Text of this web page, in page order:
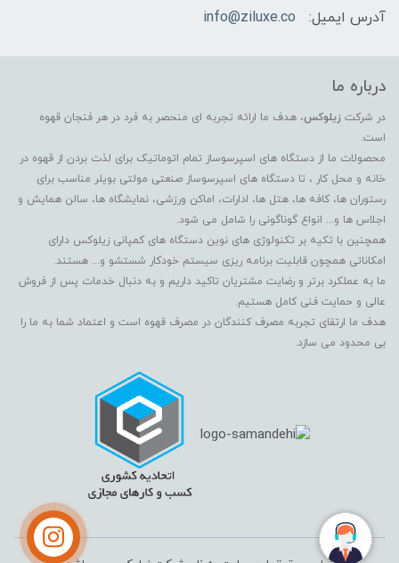
آدرس ایمیل:
info@ziluxe.co
درباره ما
در شرکت زیلوکس، هدف ما ارائه تجربه ای منحصر به فرد در هر فنجان قهوه
است.
محصولات ما از دستگاه های اسپرسوساز تمام اتوماتیک برای لذت بردن از قهوه در
خانه و محل کار ، تا دستگاه های اسپرسوساز صنعتی مولتی بویلر مناسب برای
رستوران ها، کافه ها، هتل ها، ادارات، اماکن ورزشی، نمایشگاه ها، سالن همایش و
اجلاس ها و... انواع گوناگونی را شامل می شود.
همچنین با تکیه بر تکنولوژی های نوین دستگاه های کمپانی زیلوکس دارای
امکاناتی همچون قابلیت برنامه ریزی سیستم خودکار شستشو و... هستند.
ما به عملکرد برتر و رضایت مشتریان تاکید داریم و به دنبال خدمات پس از فروش
عالی و حمایت فنی کامل هستیم.
هدف ما ارتقای تجربه مصرف کنندگان در مصرف قهوه است و اعتماد شما به ما را
بی محدود می سازد.